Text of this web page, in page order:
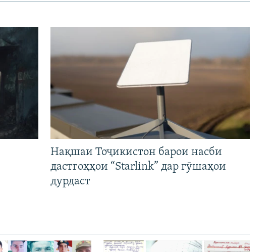
Нақшаи Тоҷикистон барои насби
дастгоҳҳои “Starlink” дар гӯшаҳои
дурдаст